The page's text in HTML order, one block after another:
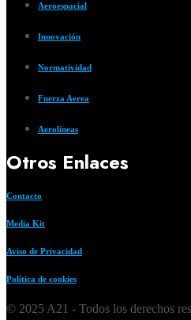
Aeroespacial
Innovación
Normatividad
Fuerza Aerea
Aerolíneas
Otros Enlaces
Contacto
Media Kit
Aviso de Privacidad
Política de cookies
© 2025 A21 - Todos los derechos